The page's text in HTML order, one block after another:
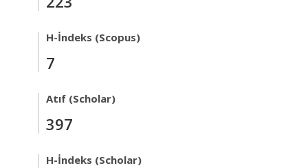
H-İndeks (Scopus)
7
Atıf (Scholar)
397
H-İndeks (Scholar)